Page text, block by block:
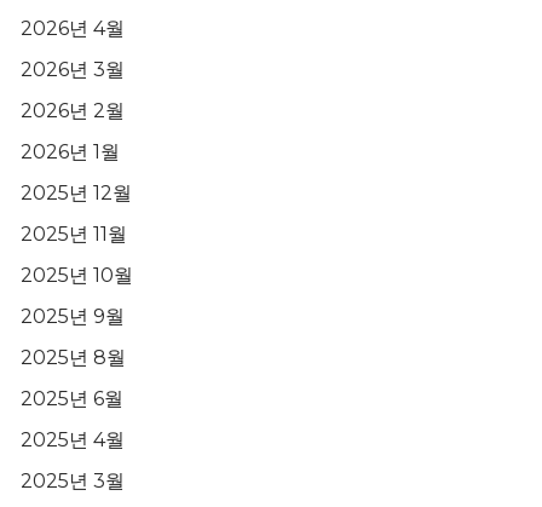
2026년 4월
2026년 3월
2026년 2월
2026년 1월
2025년 12월
2025년 11월
2025년 10월
2025년 9월
2025년 8월
2025년 6월
2025년 4월
2025년 3월